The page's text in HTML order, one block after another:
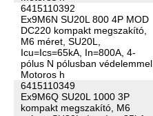
6415110392
Ex9M6N SU20L 800 4P MOD
DC220 kompakt megszakító,
M6 méret, SU20L,
Icu=Ics=65kA, In=800A, 4-
pólus N pólusban védelemmel,
Motoros h
6415110349
Ex9M6Q SU20L 1000 3P
kompakt megszakító, M6